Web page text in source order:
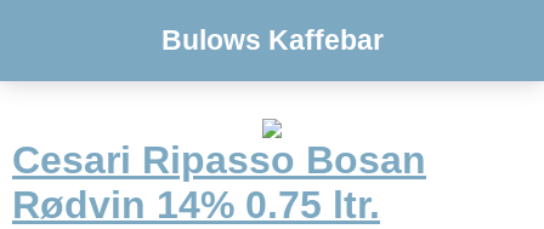
Bulows Kaffebar
Cesari Ripasso Bosan
Rødvin 14% 0.75 ltr.